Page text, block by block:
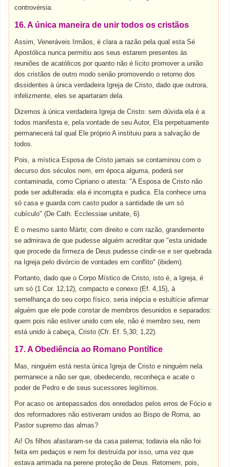
controvérsia.
16. A única maneira de unir todos os cristãos
Assim, Veneráveis Irmãos, é clara a razão pela qual esta Sé
Apostólica nunca permitiu aos seus estarem presentes às
reuniões de acatólicos por quanto não é lícito promover a união
dos cristãos de outro modo senão promovendo o retorno dos
dissidentes à única verdadeira Igreja de Cristo, dado que outrora,
infelizmente, eles se apartaram dela.
Dizemos à única verdadeira Igreja de Cristo: sem dúvida ela é a
todos manifesta e, pela vontade de seu Autor, Ela perpetuamente
permanecerá tal qual Ele próprio A instituiu para a salvação de
todos.
Pois, a mística Esposa de Cristo jamais se contaminou com o
decurso dos séculos nem, em época alguma, poderá ser
contaminada, como Cipriano o atesta: "A Esposa de Cristo não
pode ser adulterada: ela é incorrupta e pudica. Ela conhece uma
só casa e guarda com casto pudor a santidade de um só
cubículo" (De Cath. Ecclessiae unitate, 6).
E o mesmo santo Mártir, com direito e com razão, grandemente
se admirava de que pudesse alguém acreditar que "esta unidade
que procede da firmeza de Deus pudesse cindir-se e ser quebrada
na Igreja pelo divórcio de vontades em conflito" (ibidem).
Portanto, dado que o Corpo Místico de Cristo, isto é, a Igreja, é
um só (1 Cor. 12,12), compacto e conexo (Ef. 4,15), à
semelhança do seu corpo físico, seria inépcia e estultície afirmar
alguém que ele pode constar de membros desunidos e separados:
quem pois não estiver unido com ele, não é membro seu, nem
está unido à cabeça, Cristo (Cfr. Ef. 5,30; 1,22).
17. A Obediência ao Romano Pontífice
Mas, ninguém está nesta única Igreja de Cristo e ninguém nela
permanece a não ser que, obedecendo, reconheça e acate o
poder de Pedro e de seus sucessores legítimos.
Por acaso os antepassados dos enredados pelos erros de Fócio e
dos reformadores não estiveram unidos ao Bispo de Roma, ao
Pastor supremo das almas?
Ai! Os filhos afastaram-se da casa paterna; todavia ela não foi
feita em pedaços e nem foi destruída por isso, uma vez que
estava arrimada na perene proteção de Deus. Retornem, pois,